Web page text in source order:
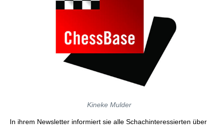
Kineke Mulder
In ihrem Newsletter informiert sie alle Schachinteressierten über